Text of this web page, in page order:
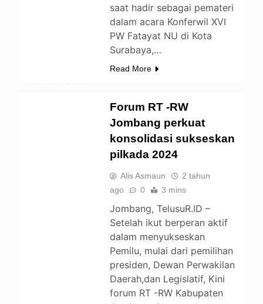
saat hadir sebagai pemateri
dalam acara Konferwil XVI
PW Fatayat NU di Kota
Surabaya,…
Read More
Forum RT -RW
Jombang perkuat
konsolidasi sukseskan
pilkada 2024
Alis Asmaun
2 tahun
ago
0 3 mins
Jombang, TelusuR.ID –
Setelah ikut berperan aktif
dalam menyukseskan
Pemilu, mulai dari pemilihan
presiden, Dewan Perwakilan
Daerah,dan Legislatif, Kini
forum RT -RW Kabupaten